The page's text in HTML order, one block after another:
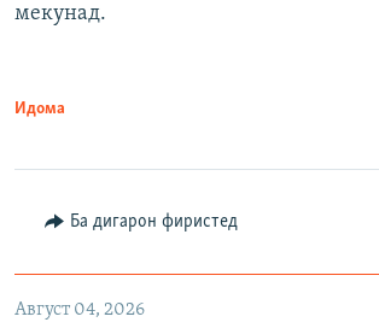
мекунад.
Идома
Ба дигарон фиристед
Август 04, 2026